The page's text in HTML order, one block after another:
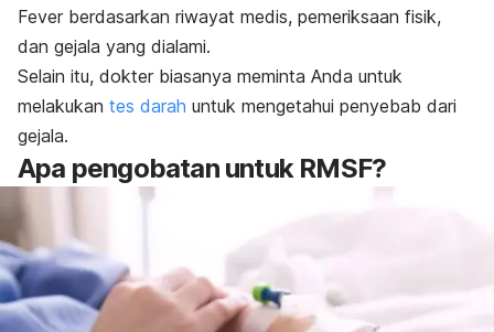
Fever berdasarkan riwayat medis, pemeriksaan fisik,
dan gejala yang dialami.
Selain itu, dokter biasanya meminta Anda untuk
melakukan tes darah untuk mengetahui penyebab dari
gejala.
Apa pengobatan untuk RMSF?